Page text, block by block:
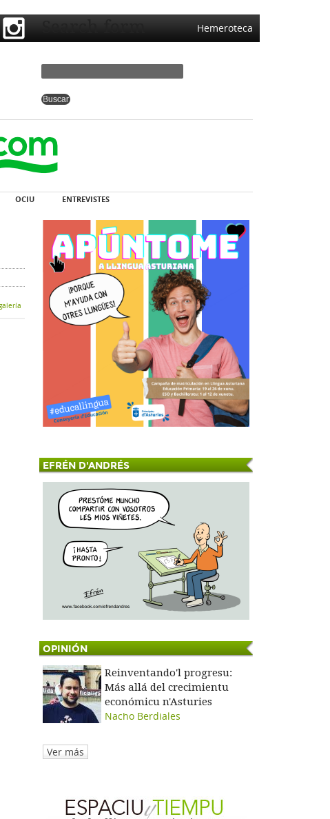
Hemeroteca
Search form
OCIU ENTREVISTES
EFRÉN D'ANDRÉS
OPINIÓN
Reinventando'l progresu:
Más allá del crecimientu
económicu n'Asturies
Nacho Berdiales
Ver más